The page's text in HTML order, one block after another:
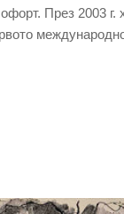
През 2003